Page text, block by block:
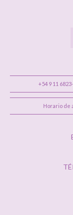
+54 9 11
Horario de